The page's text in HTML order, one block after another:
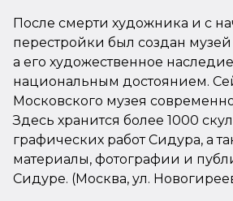
После смерти художника и с
перестройки был создан
а его художественное
национальным достоянием.
Московского музея
Здесь хранится более 1000
графических работ Сидура, а
материалы, фотографии и
Сидуре. (Москва, ул.